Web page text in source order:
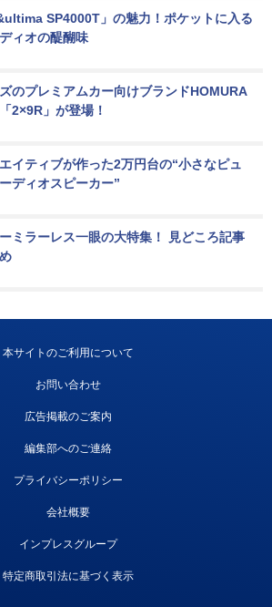
SP4000T」の魅力！ポケットに入る
ィオの醍醐味
のプレミアムカー向けブランドHOMURA
2×9R」が登場！
イティブが作った2万円台の“小さなピュ
ディオスピーカー”
ミラーレス一眼の大特集！ 見どころ記事
本サイトのご利用について
お問い合わせ
広告掲載のご案内
編集部へのご連絡
プライバシーポリシー
会社概要
インプレスグループ
特定商取引法に基づく表示